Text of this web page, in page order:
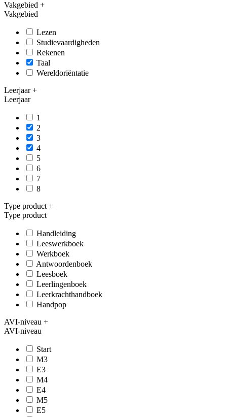
Vakgebied +
Vakgebied
Lezen
Studievaardigheden
Rekenen
Taal
Wereldoriëntatie
Leerjaar+
Leerjaar
1
2
3
4
5
6
7
8
Type product +
Type product
Handleiding
Leeswerkboek
Werkboek
Antwoordenboek
Leesboek
Leerlingenboek
Leerkrachthandboek
Handpop
AVI-niveau +
AVI-niveau
Start
M3
E3
M4
E4
M5
E5